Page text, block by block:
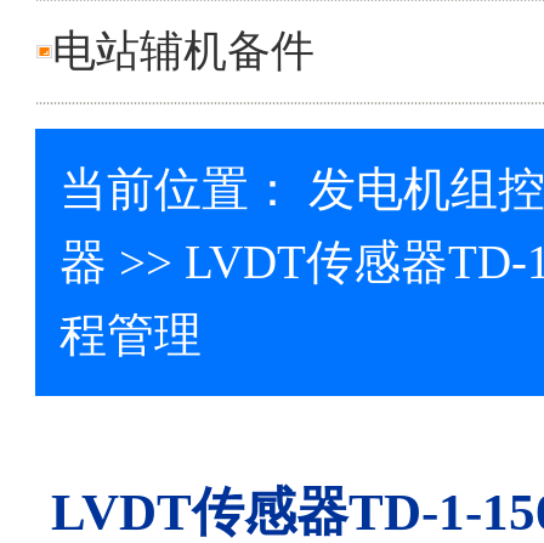
电站辅机备件
当前位置： 发电机组
器 >> LVDT传感器TD-
程管理
LVDT传感器TD-1-